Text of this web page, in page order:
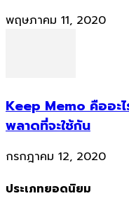
พฤษภาคม 11, 2020
Keep Memo คืออะไ
พลาดที่จะใช้กัน
กรกฎาคม 12, 2020
ประเภทยอดนิยม